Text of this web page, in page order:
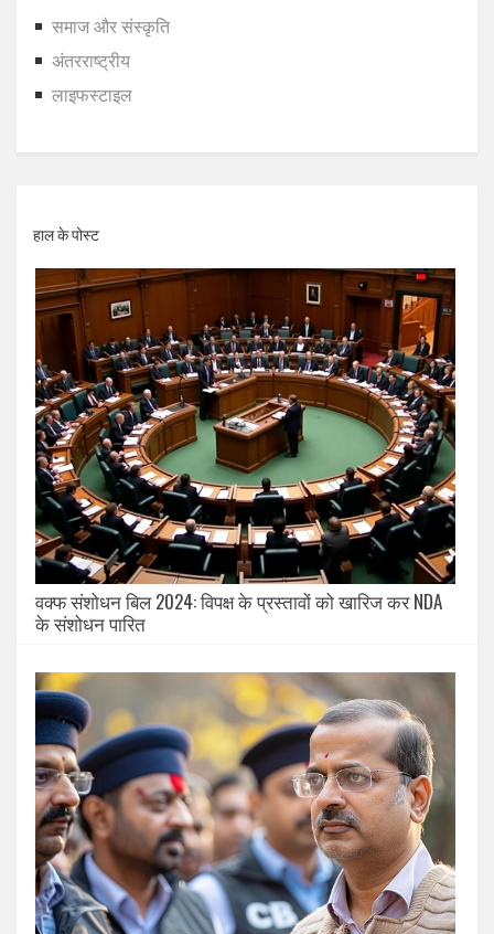
समाज और संस्कृति
अंतरराष्ट्रीय
लाइफस्टाइल
हाल के पोस्ट
वक्फ संशोधन बिल 2024: विपक्ष के प्रस्तावों को खारिज कर NDA
के संशोधन पारित